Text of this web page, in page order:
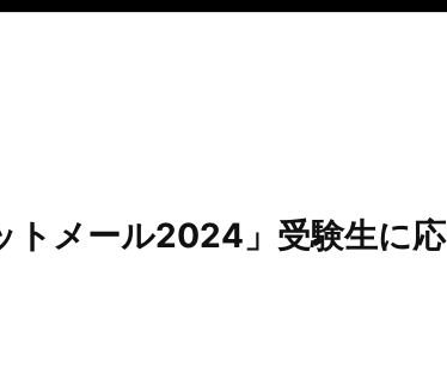
トメール2024」受験生に応